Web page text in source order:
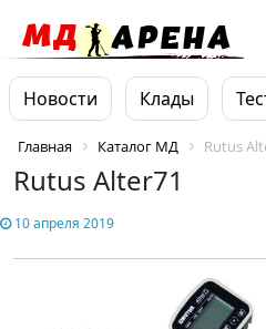
Новости Клады
Главная Каталог МД Rutus
Rutus Alter71
10 апреля 2019